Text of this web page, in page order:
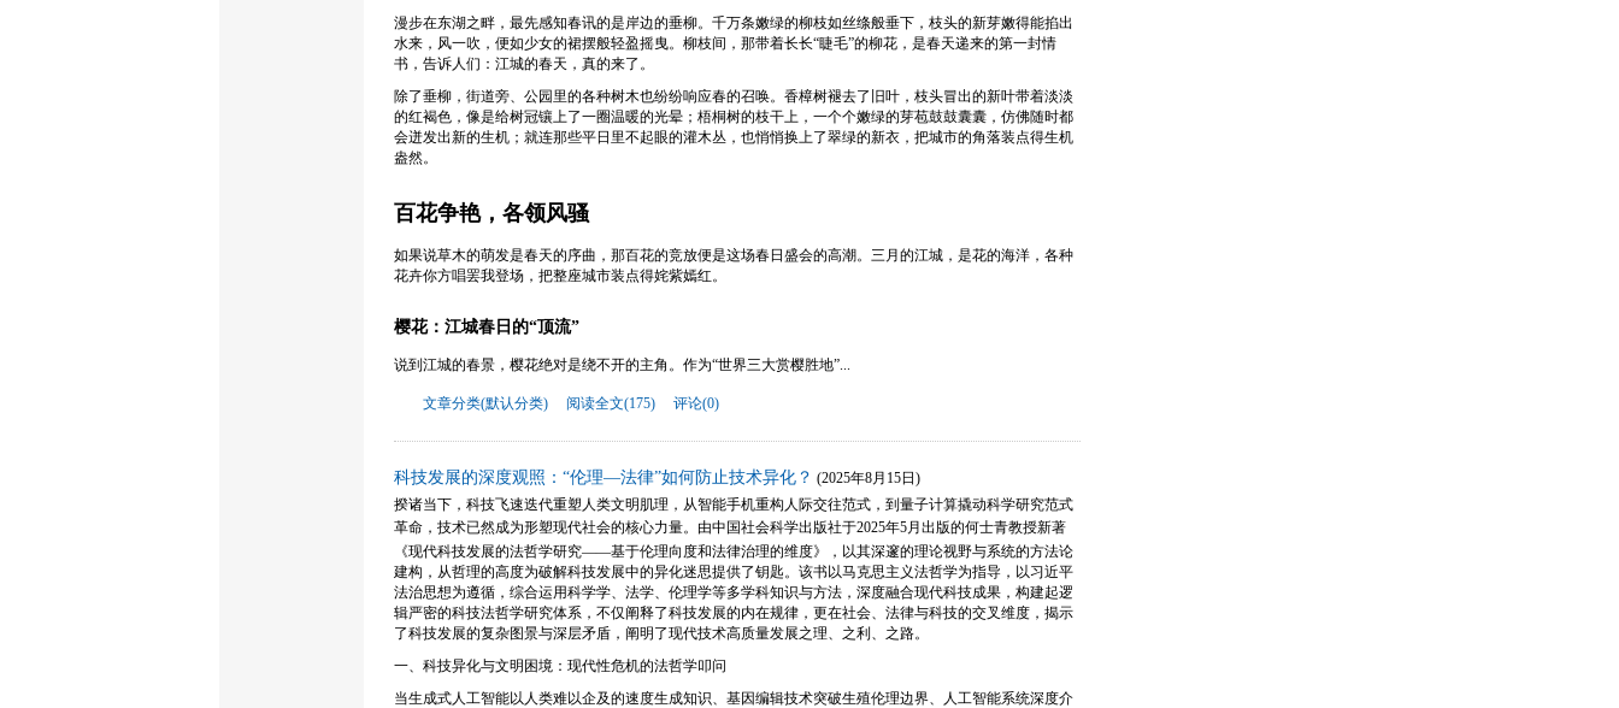
漫步在东湖之畔，最先感知春讯的是岸边的垂柳。千万条嫩绿的柳枝如丝绦般垂下，枝头的新芽嫩得能掐出
水来，风一吹，便如少女的裙摆般轻盈摇曳。柳枝间，那带着长长“睫毛”的柳花，是春天递来的第一封情
书，告诉人们：江城的春天，真的来了。
除了垂柳，街道旁、公园里的各种树木也纷纷响应春的召唤。香樟树褪去了旧叶，枝头冒出的新叶带着淡淡
的红褐色，像是给树冠镶上了一圈温暖的光晕；梧桐树的枝干上，一个个嫩绿的芽苞鼓鼓囊囊，仿佛随时都
会迸发出新的生机；就连那些平日里不起眼的灌木丛，也悄悄换上了翠绿的新衣，把城市的角落装点得生机
盎然。
百花争艳，各领风骚
如果说草木的萌发是春天的序曲，那百花的竞放便是这场春日盛会的高潮。三月的江城，是花的海洋，各种
花卉你方唱罢我登场，把整座城市装点得姹紫嫣红。
樱花：江城春日的“顶流”
说到江城的春景，樱花绝对是绕不开的主角。作为“世界三大赏樱胜地”...
文章分类(默认分类) 阅读全文(175) 评论(0)
科技发展的深度观照：“伦理—法律”如何防止技术异化？ (2025年8月15日)
揆诸当下， 科技飞速迭代重塑人类文明肌理，从智能手机重构人际交往范式，到量子计算撬动科学研究范式
革命，技术已然成为形塑现代社会的核心力量。 由中国社会科学出版社于2025年5月出版的何士青教授新著
《现代科技发展的法哲学研究——基于伦理向度和法律治理的维度》 ， 以其深邃的理论视野与系统的方法论
建构， 从哲理的高度为破解科技发展中的异化迷思提供了钥匙 。该书以马克思主义法哲学为指导，以习近平
法治思想为遵循，综合运用科学学、法学、伦理学等多学科知识与方法 ，深度融合现代科技成果，构建起逻
辑严密的科技法哲学研究体系，不仅阐释了科技发展的内在规律，更在社会、法律与科技的交叉维度，揭示
了科技发展的复杂图景与深层矛盾 ， 阐明了现代技术高质量发展之理、之利、之路。
一、科技异化与文明困境：现代性危机的法哲学叩问
当生成式人工智能以人类难以企及的速度生成知识、基因编辑技术突破生殖伦理边界、人工智能系统深度介